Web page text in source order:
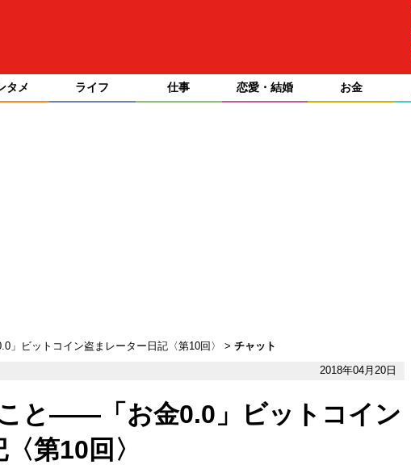
タメ ライフ 仕事 恋愛・結婚 お金
ビットコイン盗まレーター日記〈第10回〉 チャット
2018年04月20日
と――「お金0.0」ビットコイン
第10回〉